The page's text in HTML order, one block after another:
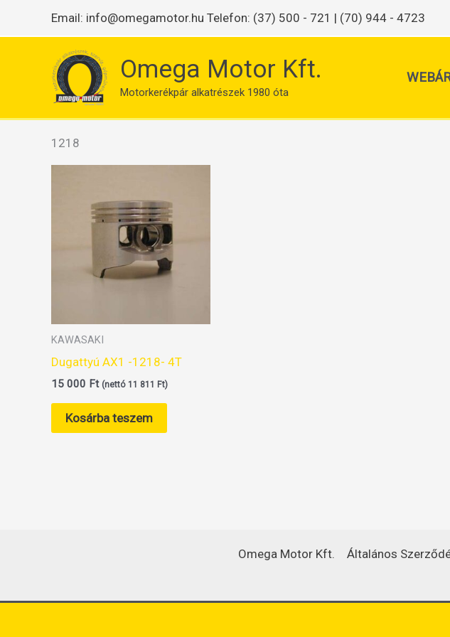
Email: info@omegamotor.hu Telefon: (37) 500 - 721 | (70) 944 - 4723
Omega Motor Kft.
Motorkerékpár alkatrészek 1980 óta
1218
KAWASAKI
Dugattyú AX1 -1218- 4T
15 000 Ft (nettó 11 811 Ft)
Kosárba teszem
Omega Motor Kft. Általános